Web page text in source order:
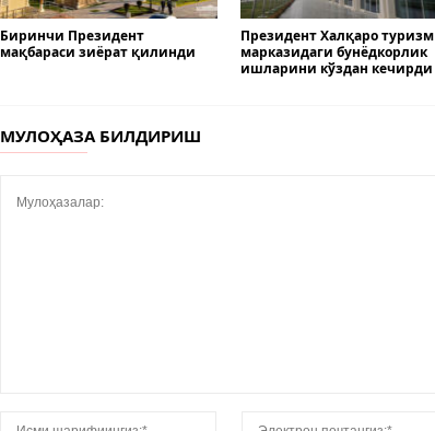
Биринчи Президент
мақбараси зиёрат қилинди
Президент Халқаро туризм
марказидаги бунёдкорлик
ишларини кўздан кечирди
МУЛОҲАЗА БИЛДИРИШ